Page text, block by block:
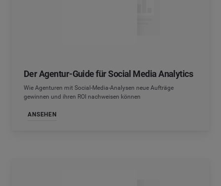
Der Agentur-Guide für Social Media Analytics
Wie Agenturen mit Social-Media-Analysen neue Aufträge
gewinnen und ihren ROI nachweisen können
ANSEHEN